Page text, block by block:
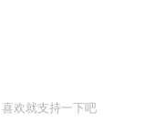
喜欢就支持一下吧